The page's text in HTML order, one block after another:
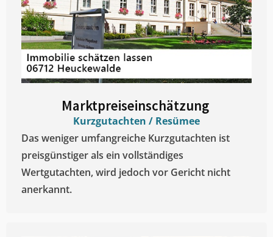
Marktpreiseinschätzung ​
Kurzgutachten / Resümee
Das weniger umfangreiche Kurzgutachten ist
preisgünstiger als ein vollständiges
Wertgutachten, wird jedoch vor Gericht nicht
anerkannt.